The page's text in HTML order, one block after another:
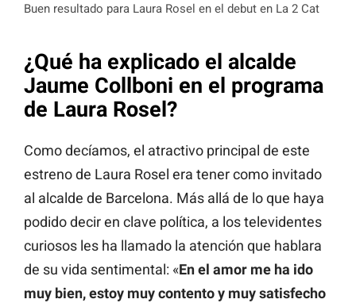
Buen resultado para Laura Rosel en el debut en La 2 Cat
¿Qué ha explicado el alcalde
Jaume Collboni en el programa
de Laura Rosel?
Como decíamos, el atractivo principal de este
estreno de Laura Rosel era tener como invitado
al alcalde de Barcelona. Más allá de lo que haya
podido decir en clave política, a los televidentes
curiosos les ha llamado la atención que hablara
de su vida sentimental: «En el amor me ha ido
muy bien, estoy muy contento y muy satisfecho